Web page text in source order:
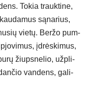
To­kia trauk­ti­ne,
są­na­rius,
vie­tų. Ber­žo pum­
įdrės­ki­mus,
žiups­ne­lio, už­pli­
van­dens, ga­li­